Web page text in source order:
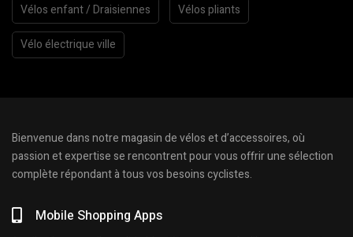
Vélos enfant / Draisiennes Vélos pliants
Vélo électrique ville
Bienvenue dans notre magasin de vélos et d’accessoires, où
passion et expertise se rencontrent pour vous offrir une sélection
complète répondant à tous vos besoins cyclistes.
Mobile Shopping Apps